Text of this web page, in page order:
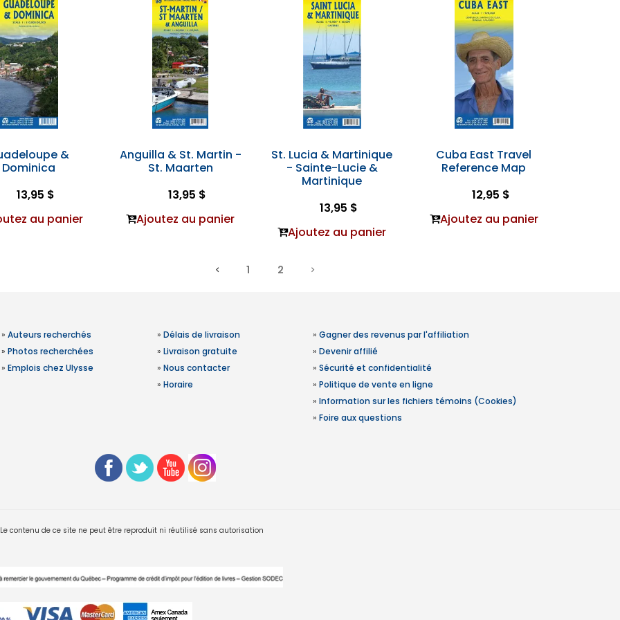
&
Dominica
13,95 $
au panier
Anguilla & St. Martin -
St. Maarten
13,95 $
Ajoutez au panier
St. Lucia & Martinique
- Sainte-Lucie &
Martinique
13,95 $
Ajoutez au panier
Cuba East Travel
Reference Map
12,95 $
Ajoutez au panier
1 2
» Auteurs recherchés
» Photos recherchées
» Emplois chez Ulysse
» Délais de livraison
» Livraison gratuite
» Nous contacter
» Horaire
» Gagner des revenus par l'affiliation
» Devenir affilié
» Sécurité et confidentialité
» Politique de vente en ligne
» Information sur les fichiers témoins (Cookies)
» Foire aux questions
contenu de ce site ne peut être reproduit ni réutilisé sans autorisation